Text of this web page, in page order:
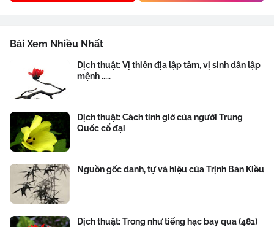
Bài Xem Nhiều Nhất
Dịch thuật: Vị thiên địa lập tâm, vị sinh dân lập
mệnh .....
Dịch thuật: Cách tính giờ của người Trung
Quốc cổ đại
Nguồn gốc danh, tự và hiệu của Trịnh Bản Kiều
Dịch thuật: Trong như tiếng hạc bay qua (481)